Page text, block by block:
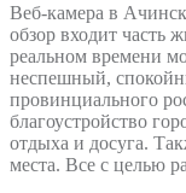
Веб-камера в
обзор входит часть
реальном времени
неспешный,
провинциального
благоустройство
отдыха и досуга.
места. Все с целью